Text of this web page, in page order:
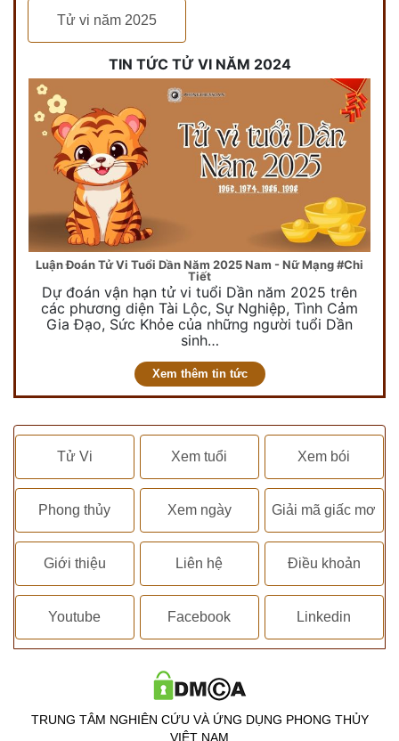
Tử vi năm 2025
TIN TỨC TỬ VI NĂM 2024
Luận Đoán Tử Vi Tuổi Dần Năm 2025 Nam - Nữ Mạng #Chi
Tiết
Dự đoán vận hạn tử vi tuổi Dần năm 2025 trên
các phương diện Tài Lộc, Sự Nghiệp, Tình Cảm
Gia Đạo, Sức Khỏe của những người tuổi Dần
sinh…
Xem thêm tin tức
Tử Vi Xem tuổi Xem bói
Phong thủy Xem ngày Giải mã giấc mơ
Giới thiệu Liên hệ Điều khoản
Youtube Facebook Linkedin
TRUNG TÂM NGHIÊN CỨU VÀ ỨNG DỤNG PHONG THỦY
VIỆT NAM